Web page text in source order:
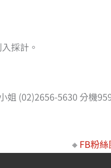
採計。
姐 (02)2656-5630 分機
🔸FB粉絲